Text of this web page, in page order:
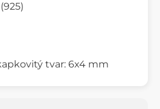
tvar: 6x4 mm